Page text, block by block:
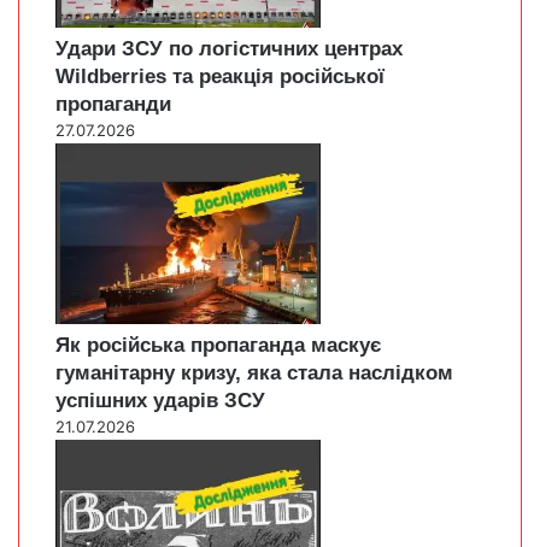
Удари ЗСУ по логістичних центрах
Wildberries та реакція російської
пропаганди
27.07.2026
Як російська пропаганда маскує
гуманітарну кризу, яка стала наслідком
успішних ударів ЗСУ
21.07.2026